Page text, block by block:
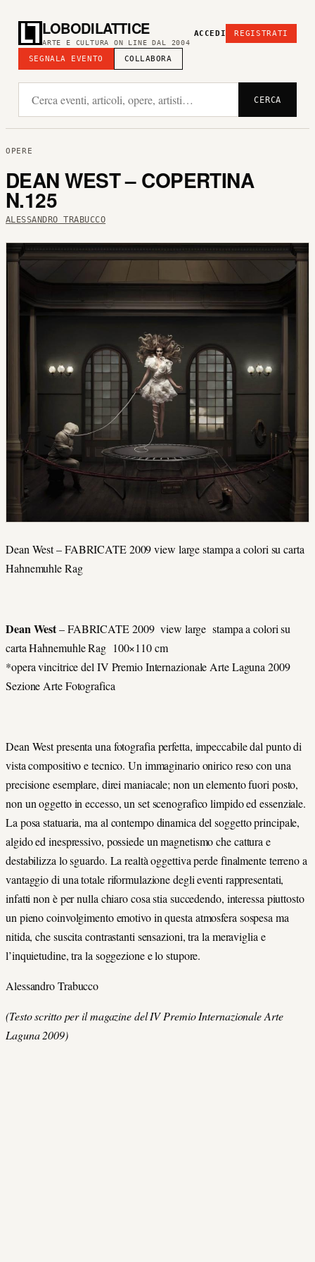
LOBODILATTICE
ARTE E CULTURA ON LINE DAL 2004
SEGNALA EVENTO COLLABORA
ACCEDI REGISTRATI
CERCA
OPERE
DEAN WEST – COPERTINA
N.125
ALESSANDRO TRABUCCO
Dean West – FABRICATE 2009 view large stampa a colori su carta
Hahnemuhle Rag
Dean West– FABRICATE 2009 view large stampa a colori su
carta Hahnemuhle Rag 100×110 cm
*opera vincitrice del IV Premio Internazionale Arte Laguna 2009
Sezione Arte Fotografica
Dean West presenta una fotografia perfetta, impeccabile dal punto di
vista compositivo e tecnico. Un immaginario onirico reso con una
precisione esemplare, direi maniacale; non un elemento fuori posto,
non un oggetto in eccesso, un set scenografico limpido ed essenziale.
La posa statuaria, ma al contempo dinamica del soggetto principale,
algido ed inespressivo, possiede un magnetismo che cattura e
destabilizza lo sguardo. La realtà oggettiva perde finalmente terreno a
vantaggio di una totale riformulazione degli eventi rappresentati,
infatti non è per nulla chiaro cosa stia succedendo, interessa piuttosto
un pieno coinvolgimento emotivo in questa atmosfera sospesa ma
nitida, che suscita contrastanti sensazioni, tra la meraviglia e
l’inquietudine, tra la soggezione e lo stupore.
Alessandro Trabucco
(Testo scritto per il magazine del IV Premio Internazionale Arte
Laguna 2009)